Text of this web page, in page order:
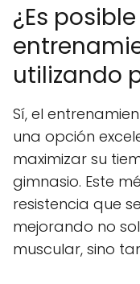
¿Es
utilizando
Sí, el
una opción
maximizar su
gimnasio. Este
resistencia que
mejorando no
muscular, sino